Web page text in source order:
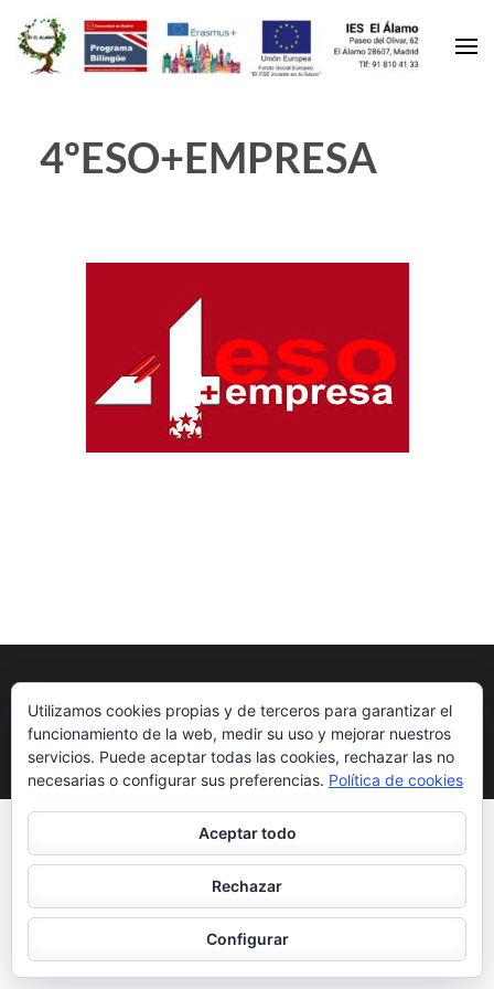
4ºESO+EMPRESA
Copyright ©2026. School Zone | Desarrollado porRara Theme
Funciona con WordPress.
Utilizamos cookies propias y de terceros para garantizar el
funcionamiento de la web, medir su uso y mejorar nuestros
servicios. Puede aceptar todas las cookies, rechazar las no
necesarias o configurar sus preferencias. Política de cookies
Aceptar todo
Rechazar
Configurar